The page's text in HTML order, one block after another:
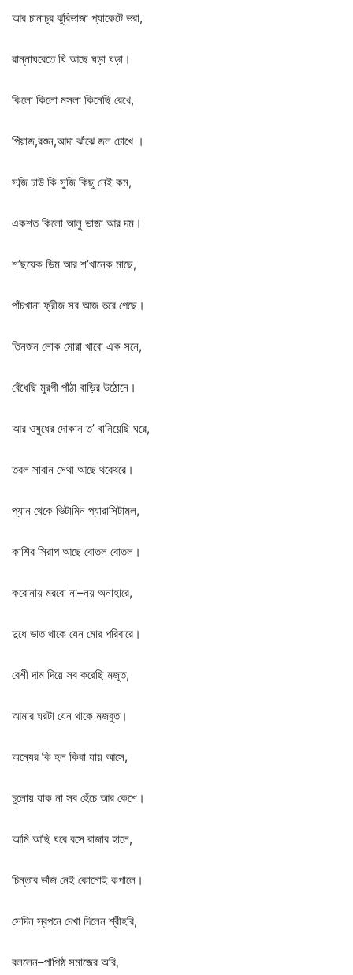
আর চানাচুর ঝুরিভাজা প্যাকেটে ভরা,
রান্নাঘরেতে ঘি আছে ঘড়া ঘড়া।
কিলো কিলো মসলা কিনেছি রেখে,
পিঁয়াজ,রশুন,আদা ঝাঁঝে জল চোখে ।
সব্জি চাউ কি সুজি কিছু নেই কম,
একশত কিলো আলু ভাজা আর দম।
শ’ছয়েক ডিম আর শ’খানেক মাছে,
পাঁচখানা ফ্রীজ সব আজ ভরে গেছে।
তিনজন লোক মোরা খাবো এক সনে,
বেঁধেছি মুরগী পাঁঠা বাড়ির উঠোনে।
আর ওষুধের দোকান ত’ বানিয়েছি ঘরে,
তরল সাবান সেথা আছে থরেথরে।
প্যান থেকে ভিটামিন প্যারাসিটামল,
কাশির সিরাপ আছে বোতল বোতল।
করোনায় মরবো না–নয় অনাহারে,
দুধে ভাত থাকে যেন মোর পরিবারে।
বেশী দাম দিয়ে সব করেছি মজুত,
আমার ঘরটা যেন থাকে মজবুত।
অন্যের কি হল কিবা যায় আসে,
চুলোয় যাক না সব হেঁচে আর কেশে।
আমি আছি ঘরে বসে রাজার হালে,
চিন্তার ভাঁজ নেই কোনোই কপালে।
সেদিন স্বপনে দেখা দিলেন শ্রীহরি,
বললেন–পাপিষ্ঠ সমাজের অরি,